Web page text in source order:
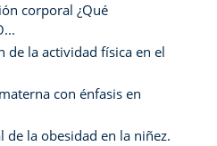
corporal ¿Qué
de la actividad física en el
con énfasis en
de la obesidad en la niñez.